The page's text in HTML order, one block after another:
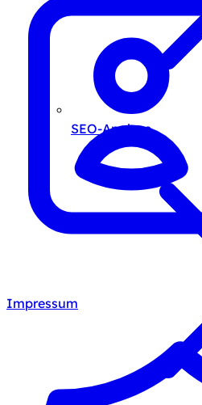
SEO-Analyse
Impressum